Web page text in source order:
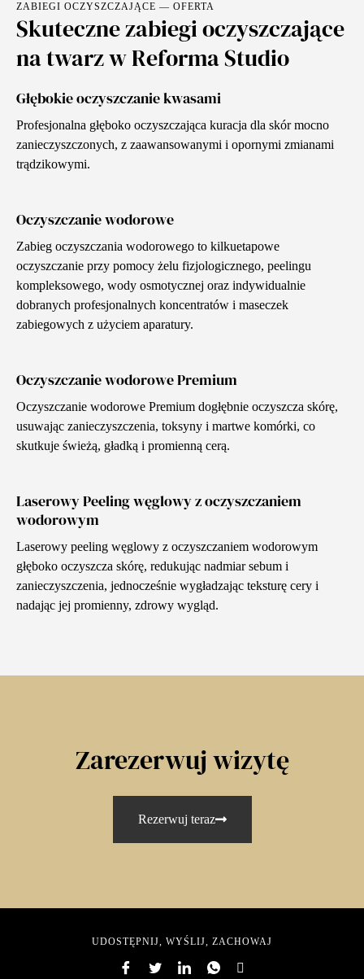
ZABIEGI OCZYSZCZAJĄCE — OFERTA
Skuteczne zabiegi oczyszczające
na twarz w Reforma Studio
Głębokie oczyszczanie kwasami
Profesjonalna głęboko oczyszczająca kuracja dla skór mocno
zanieczyszczonych, z zaawansowanymi i opornymi zmianami
trądzikowymi.
Oczyszczanie wodorowe
Zabieg oczyszczania wodorowego to kilkuetapowe
oczyszczanie przy pomocy żelu fizjologicznego, peelingu
kompleksowego, wody osmotycznej oraz indywidualnie
dobranych profesjonalnych koncentratów i maseczek
zabiegowych z użyciem aparatury.
Oczyszczanie wodorowe Premium
Oczyszczanie wodorowe Premium dogłębnie oczyszcza skórę,
usuwając zanieczyszczenia, toksyny i martwe komórki, co
skutkuje świeżą, gładką i promienną cerą.
Laserowy Peeling węglowy z oczyszczaniem
wodorowym
Laserowy peeling węglowy z oczyszczaniem wodorowym
głęboko oczyszcza skórę, redukując nadmiar sebum i
zanieczyszczenia, jednocześnie wygładzając teksturę cery i
nadając jej promienny, zdrowy wygląd.
Zarezerwuj wizytę
Rezerwuj teraz
UDOSTĘPNIJ, WYŚLIJ, ZACHOWAJ